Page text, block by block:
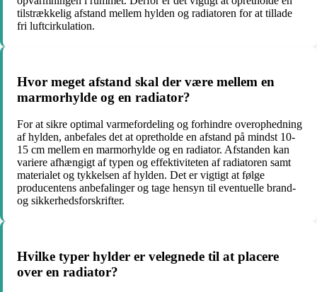
tilstrækkelig afstand mellem hylden og radiatoren for at tillade
fri luftcirkulation.
Hvor meget afstand skal der være mellem en
marmorhylde og en radiator?
For at sikre optimal varmefordeling og forhindre overophedning
af hylden, anbefales det at opretholde en afstand på mindst 10-
15 cm mellem en marmorhylde og en radiator. Afstanden kan
variere afhængigt af typen og effektiviteten af radiatoren samt
materialet og tykkelsen af hylden. Det er vigtigt at følge
producentens anbefalinger og tage hensyn til eventuelle brand-
og sikkerhedsforskrifter.
Hvilke typer hylder er velegnede til at placere
over en radiator?